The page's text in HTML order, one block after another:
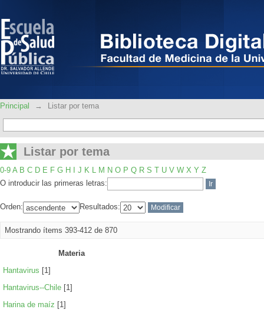
Principal → Listar por tema
Listar por tema
0-9 A B C D E F G H J K L M N O P Q R S T U V W X Y Z
O introducir las primeras letras:
Orden: Resultados:
Mostrando ítems 393-412 de 870
Materia
Hantavirus [1]
Hantavirus--Chile [1]
Harina de maíz [1]